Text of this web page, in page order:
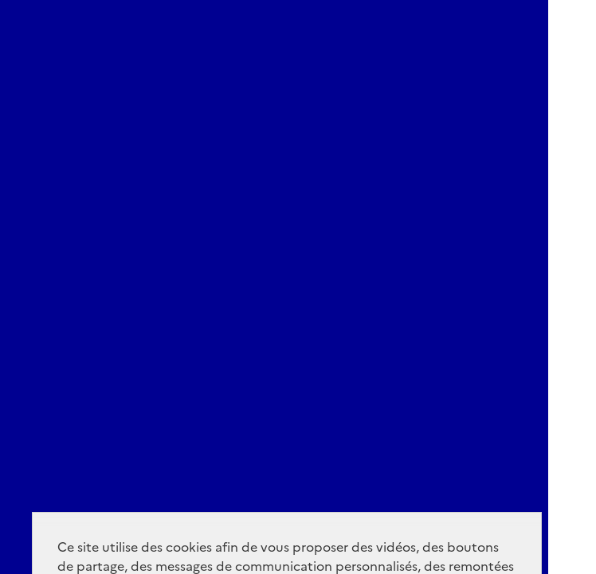
Ce site utilise des cookies afin de vous proposer des vidéos, des boutons
de partage, des messages de communication personnalisés, des remontées